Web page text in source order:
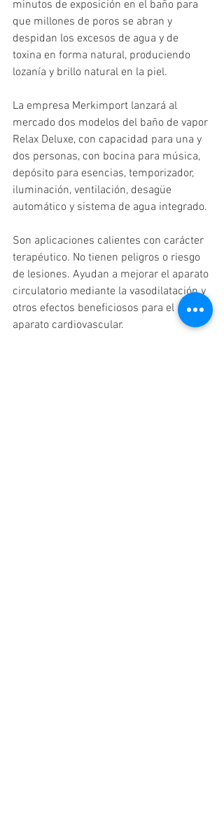
minutos de exposición en el baño para
que millones de poros se abran y
despidan los excesos de agua y de
toxina en forma natural, produciendo
lozanía y brillo natural en la piel.
La empresa Merkimport lanzará al
mercado dos modelos del baño de vapor
Relax Deluxe, con capacidad para una y
dos personas, con bocina para música,
depósito para esencias, temporizador,
iluminación, ventilación, desagüe
automático y sistema de agua integrado.
Son aplicaciones calientes con carácter
terapéutico. No tienen peligros o riesgo
de lesiones. Ayudan a mejorar el aparato
circulatorio mediante la vasodilatación y
otros efectos beneficiosos para el
aparato cardiovascular.